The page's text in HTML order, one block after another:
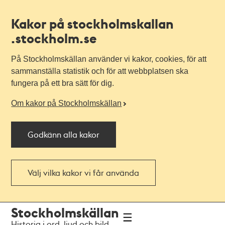
Kakor på stockholmskallan
.stockholm.se
På Stockholmskällan använder vi kakor, cookies, för att
sammanställa statistik och för att webbplatsen ska
fungera på ett bra sätt för dig.
Om kakor på Stockholmskällan
Godkänn alla kakor
Välj vilka kakor vi får använda
navigationen
huvudinnehållet
Stockholmskällan